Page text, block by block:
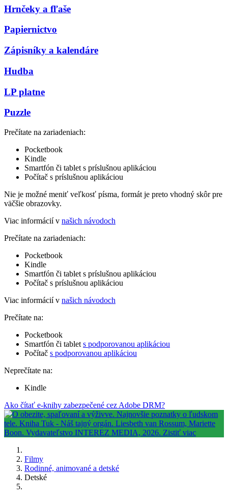
Hrnčeky a fľaše
Papiernictvo
Zápisníky a kalendáre
Hudba
LP platne
Puzzle
Prečítate na zariadeniach:
Pocketbook
Kindle
Smartfón či tablet s príslušnou aplikáciou
Počítač s príslušnou aplikáciou
Nie je možné meniť veľkosť písma, formát je preto vhodný skôr pre
väčšie obrazovky.
Viac informácií v našich návodoch
Prečítate na zariadeniach:
Pocketbook
Kindle
Smartfón či tablet s príslušnou aplikáciou
Počítač s príslušnou aplikáciou
Viac informácií v našich návodoch
Prečítate na:
Pocketbook
Smartfón či tablet s podporovanou aplikáciou
Počítač s podporovanou aplikáciou
Neprečítate na:
Kindle
Ako čítať e-knihy zabezpečené cez Adobe DRM?
Filmy
Rodinné, animované a detské
Detské